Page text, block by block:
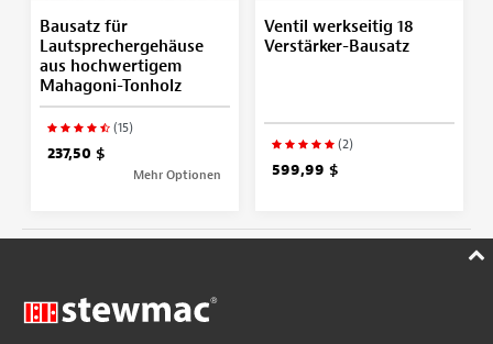
Bausatz für
Lautsprechergehäuse
aus hochwertigem
Mahagoni-Tonholz
(15)
237,50 $
Mehr Optionen
Ventil werkseitig 18
Verstärker-Bausatz
(2)
599,99 $